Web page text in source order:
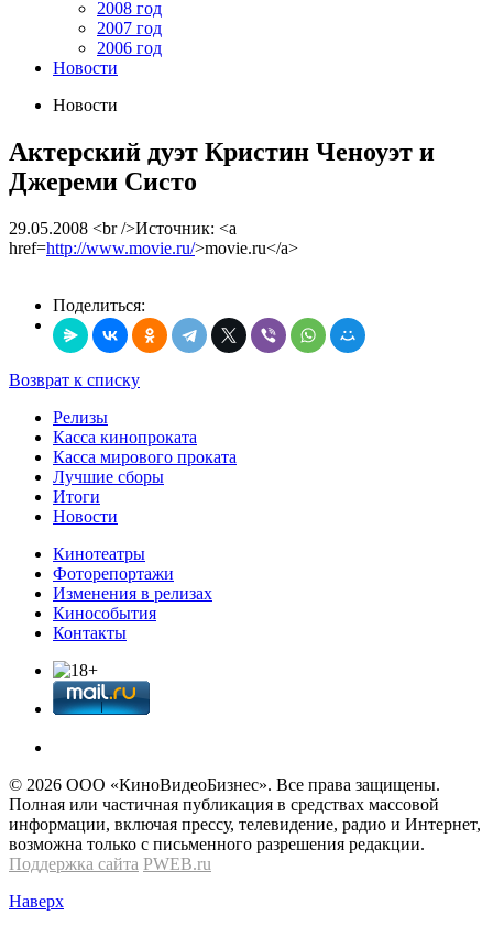
2008 год
2007 год
2006 год
Новости
Новости
Актерский дуэт Кристин Ченоуэт и
Джереми Систо
29.05.2008 <br />Источник: <a
href=http://www.movie.ru/>movie.ru</a>
Поделиться:
Возврат к списку
Релизы
Касса кинопроката
Касса мирового проката
Лучшие сборы
Итоги
Новости
Кинотеатры
Фоторепортажи
Изменения в релизах
Кинособытия
Контакты
© 2026 OOО «КиноВидеоБизнес». Все права защищены.
Полная или частичная публикация в средствах массовой
информации, включая прессу, телевидение, радио и Интернет,
возможна только с письменного разрешения редакции.
Поддержка сайта PWEB.ru
Наверх